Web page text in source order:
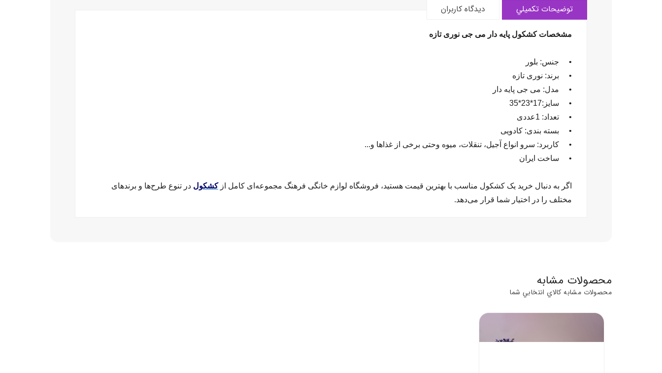
توضيحات تکميلي ديدگاه کاربران
مشخصات کشکول پایه دار می جی نوری تازه
• جنس: بلور
• برند: نوری تازه
• مدل: می جی پایه دار
• سایز:17*23*35
• تعداد: 1عددی
• بسته بندی: کادویی
• کاربرد: سرو انواع آجیل، تنقلات، میوه وحتی برخی از غذاها و...
• ساخت ایران
اگر به دنبال خرید یک کشکول مناسب با بهترین قیمت هستید، فروشگاه لوازم خانگی فرهنگ مجموعه‌ای کامل ازکشکول در تنوع طرح‌ها و برندهای
مختلف را در اختیار شما قرار می‌دهد.
محصولات مشابه
محصولات مشابه کالاي انتخابي شما